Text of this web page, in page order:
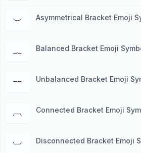
︶ Asymmetrical Bracket Emoji
︷ Balanced Bracket Emoji
︸ Unbalanced Bracket Emoji
︹ Connected Bracket Emoji
︺ Disconnected Bracket Emoji